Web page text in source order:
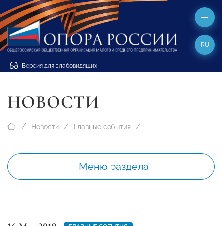
Версия для слабовидящих
RU
НОВОСТИ
Новости Главные события
Меню раздела